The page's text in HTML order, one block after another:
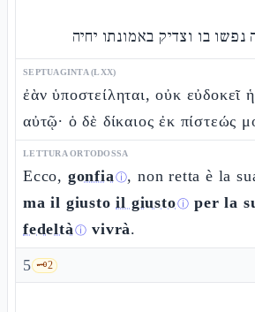
בו וצדיק באמונתו יחיה
SEPTUAGINTA (LXX)
ἐὰν ὑποστείληται, οὐκ εὐδοκεῖ
αὐτῷ· ὁ δὲ δίκαιος ἐκ πίστεώς
LETTURA ORTODOSSA
Ecco, gonfiaⓘ, non retta è la
ma il giusto il giustoⓘ per la
fedeltàⓘ vivrà.
5 🗝️2